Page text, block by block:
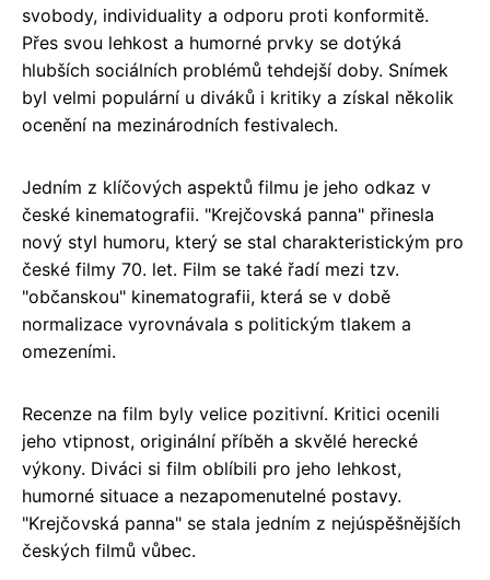
svobody, individuality a odporu proti konformitě.
Přes svou lehkost a humorné prvky se dotýká
hlubších sociálních problémů tehdejší doby. Snímek
byl velmi populární u diváků i kritiky a získal několik
ocenění na mezinárodních festivalech.
Jedním z klíčových aspektů filmu je jeho odkaz v
české kinematografii. "Krejčovská panna" přinesla
nový styl humoru, který se stal charakteristickým pro
české filmy 70. let. Film se také řadí mezi tzv.
"občanskou" kinematografii, která se v době
normalizace vyrovnávala s politickým tlakem a
omezeními.
Recenze na film byly velice pozitivní. Kritici ocenili
jeho vtipnost, originální příběh a skvělé herecké
výkony. Diváci si film oblíbili pro jeho lehkost,
humorné situace a nezapomenutelné postavy.
"Krejčovská panna" se stala jedním z nejúspěšnějších
českých filmů vůbec.